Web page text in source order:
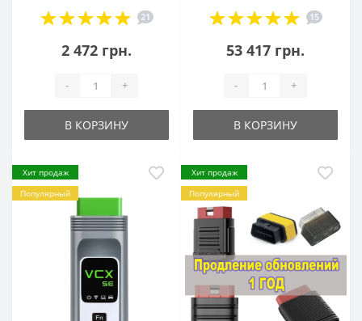
21
2 472 грн.
- +
В КОРЗИНУ
15
53 417 грн.
- +
В КОРЗИНУ
Хит продаж
Популярный
Хит продаж
Популярный